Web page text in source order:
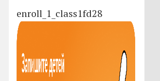
enroll_1_class1fd28